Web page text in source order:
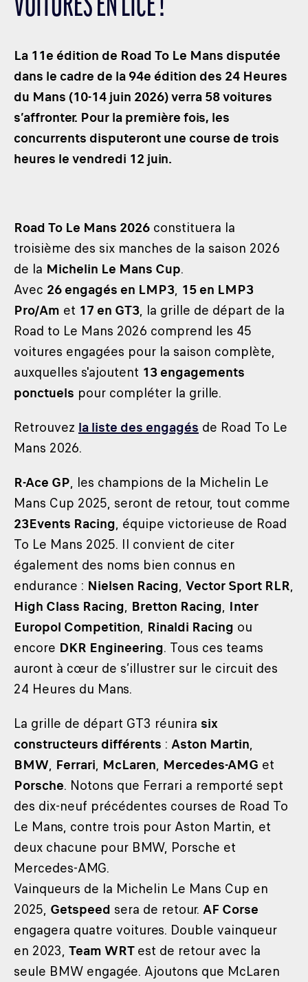
LES CATÉGORIES
HOSPITALITÉS
DÉVELOPPEMENT DURABLE
SEA BY DHL
PARTENAIRES
NEWSLETTER
VOITURES EN LICE !
La 11e édition de Road To Le Mans disputée
dans le cadre de la 94e édition des 24 Heures
du Mans (10-14 juin 2026) verra 58 voitures
s’affronter. Pour la première fois, les
concurrents disputeront une course de trois
heures le vendredi 12 juin.
Road To Le Mans 2026 constituera la
troisième des six manches de la saison 2026
de la Michelin Le Mans Cup.
Avec 26 engagés en LMP3, 15 en LMP3
Pro/Am et 17 en GT3, la grille de départ de la
Road to Le Mans 2026 comprend les 45
voitures engagées pour la saison complète,
auxquelles s'ajoutent 13 engagements
ponctuels pour compléter la grille.
Retrouvez la liste des engagés de Road To Le
Mans 2026.
R-Ace GP, les champions de la Michelin Le
Mans Cup 2025, seront de retour, tout comme
23Events Racing, équipe victorieuse de Road
To Le Mans 2025. Il convient de citer
également des noms bien connus en
endurance : Nielsen Racing, Vector Sport RLR,
High Class Racing, Bretton Racing, Inter
Europol Competition, Rinaldi Racing ou
encore DKR Engineering. Tous ces teams
auront à cœur de s’illustrer sur le circuit des
24 Heures du Mans.
La grille de départ GT3 réunira six
constructeurs différents : Aston Martin,
BMW, Ferrari, McLaren, Mercedes-AMG et
Porsche. Notons que Ferrari a remporté sept
des dix-neuf précédentes courses de Road To
Le Mans, contre trois pour Aston Martin, et
deux chacune pour BMW, Porsche et
Mercedes-AMG.
Vainqueurs de la Michelin Le Mans Cup en
2025, Getspeed sera de retour. AF Corse
engagera quatre voitures. Double vainqueur
en 2023, Team WRTest de retour avec la
seule BMW engagée. Ajoutons que McLaren